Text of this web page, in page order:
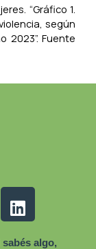
“Gráfico 1.
según
2023”. Fuente
Linkedin
algo,